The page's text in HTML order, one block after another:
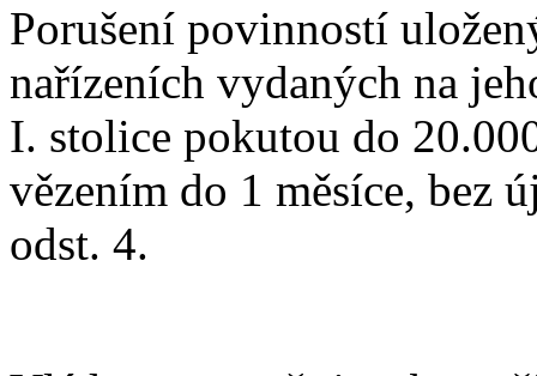
Porušení povinností
nařízeních vydaných na
I. stolice pokutou do
vězením do 1 měsíce, bez
odst. 4.